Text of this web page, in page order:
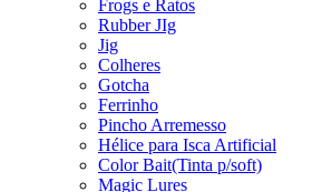
Frogs e Ratos
Rubber JIg
Jig
Colheres
Gotcha
Ferrinho
Pincho Arremesso
Hélice para Isca Artificial
Color Bait(Tinta p/soft)
Magic Lures